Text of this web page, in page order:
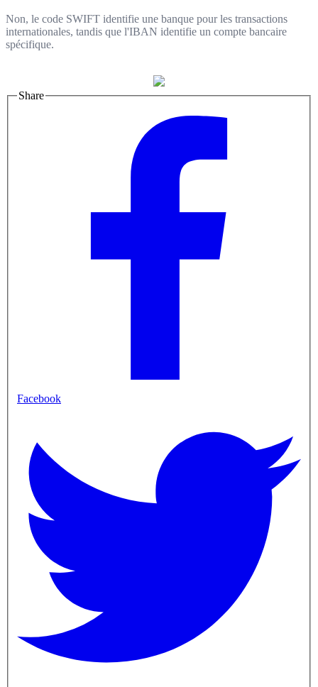
Non, le code SWIFT identifie une banque pour les transactions
internationales, tandis que l'IBAN identifie un compte bancaire
spécifique.
Share
Facebook